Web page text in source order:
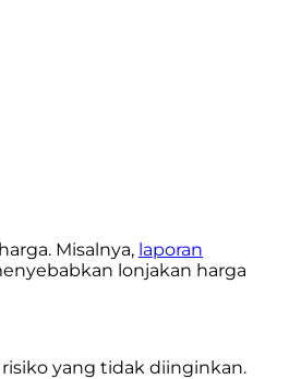
Misalnya, laporan
lonjakan harga
yang tidak diinginkan.